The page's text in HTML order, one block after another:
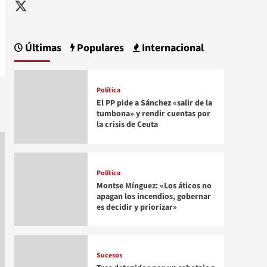
Twitter
Últimas Populares Internacional
Política
El PP pide a Sánchez «salir de la
tumbona» y rendir cuentas por
la crisis de Ceuta
Política
Montse Mínguez: «Los áticos no
apagan los incendios, gobernar
es decidir y priorizar»
Sucesos